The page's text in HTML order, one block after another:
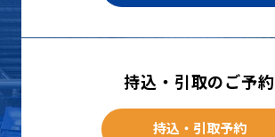
持込・引取のご予約
持込・引取予約